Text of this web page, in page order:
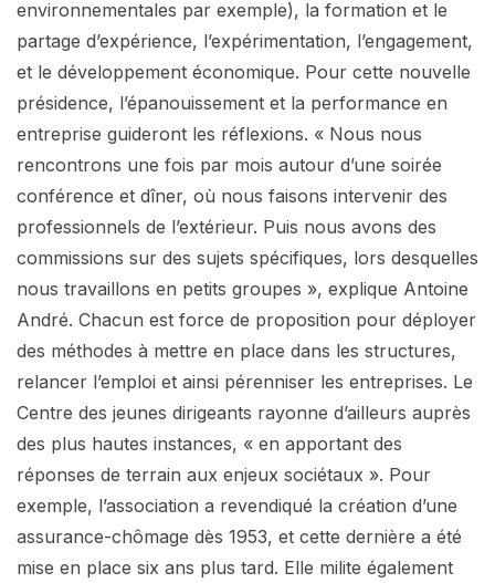
environnementales par exemple), la formation et le
partage d’expérience, l’expérimentation, l’engagement,
et le développement économique. Pour cette nouvelle
présidence, l’épanouissement et la performance en
entreprise guideront les réflexions. « Nous nous
rencontrons une fois par mois autour d’une soirée
conférence et dîner, où nous faisons intervenir des
professionnels de l’extérieur. Puis nous avons des
commissions sur des sujets spécifiques, lors desquelles
nous travaillons en petits groupes », explique Antoine
André. Chacun est force de proposition pour déployer
des méthodes à mettre en place dans les structures,
relancer l’emploi et ainsi pérenniser les entreprises. Le
Centre des jeunes dirigeants rayonne d’ailleurs auprès
des plus hautes instances, « en apportant des
réponses de terrain aux enjeux sociétaux ». Pour
exemple, l’association a revendiqué la création d’une
assurance-chômage dès 1953, et cette dernière a été
mise en place six ans plus tard. Elle milite également